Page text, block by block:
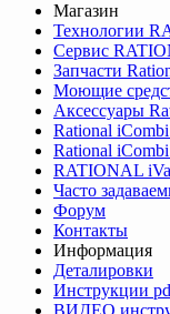
Магазин
Технологии
Сервис
Запчасти
Моющие
Аксессуары
Rational
Rational
RATIONAL
Часто
Форум
Контакты
Информация
Деталировки
Инструкции